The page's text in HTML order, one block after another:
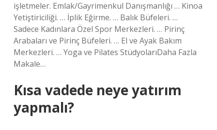
işletmeler. Emlak/Gayrimenkul Danışmanlığı … Kinoa
Yetiştiriciliği. … İplik Eğirme. … Balık Büfeleri. …
Sadece Kadınlara Özel Spor Merkezleri. … Pirinç
Arabaları ve Pirinç Büfeleri. … El ve Ayak Bakım
Merkezleri. … Yoga ve Pilates StüdyolarıDaha Fazla
Makale…
Kısa vadede neye yatırım
yapmalı?